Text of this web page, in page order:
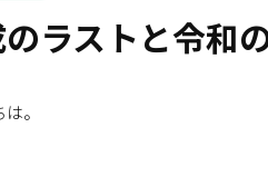
ラストと令和
。